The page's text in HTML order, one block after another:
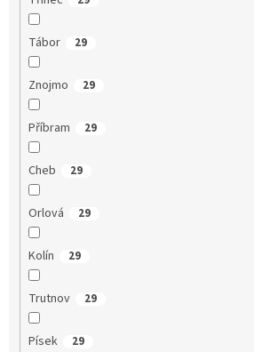
Tábor 29
Znojmo 29
Příbram 29
Cheb 29
Orlová 29
Kolín 29
Trutnov 29
Písek 29